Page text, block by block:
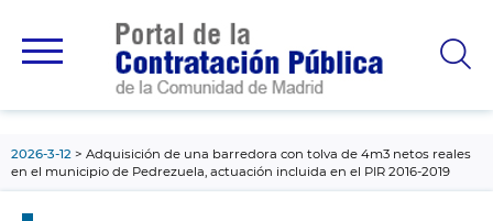
principal
2026-3-12
Adquisición de una barredora con tolva de 4m3 netos reales
en el municipio de Pedrezuela, actuación incluida en el PIR 2016-2019